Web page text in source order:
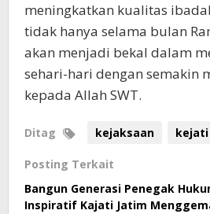
meningkatkan kualitas
tidak hanya selama bulan
akan menjadi bekal dalam
sehari-hari dengan semakin
kepada Allah SWT.
Ditag kejaksaan
Posting Terkait
Bangun Generasi Penegak
Inspiratif Kajati Jatim